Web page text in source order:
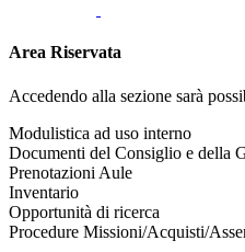
Area Riservata
Accedendo alla sezione sarà
Modulistica ad uso interno
Documenti del Consiglio e della
Prenotazioni Aule
Inventario
Opportunità di ricerca
Procedure Missioni/Acquisti/